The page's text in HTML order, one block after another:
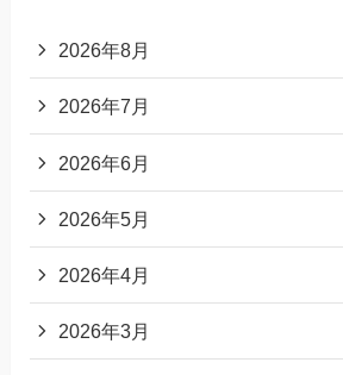
2026年8月
2026年7月
2026年6月
2026年5月
2026年4月
2026年3月